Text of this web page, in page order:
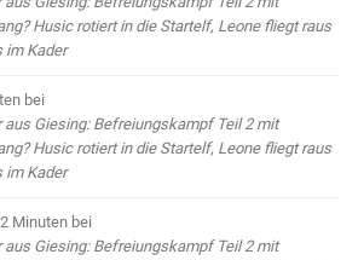
Husic rotiert in die Startelf, Leone fliegt raus
im Kader
bei
aus Giesing: Befreiungskampf Teil 2 mit
Husic rotiert in die Startelf, Leone fliegt raus
im Kader
Minuten bei
aus Giesing: Befreiungskampf Teil 2 mit